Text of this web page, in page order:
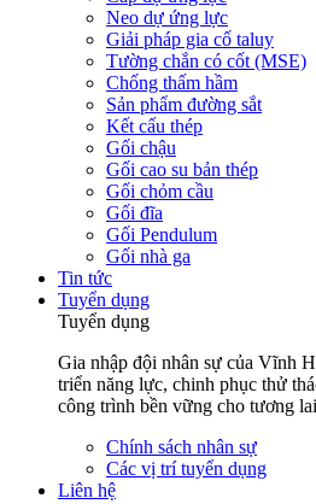
Neo dự ứng lực
Giải pháp gia cố taluy
Tường chắn có cốt (MSE)
Chống thấm hầm
Sản phẩm đường sắt
Kết cấu thép
Gối chậu
Gối cao su bản thép
Gối chỏm cầu
Gối đĩa
Gối Pendulum
Gối nhà ga
Tin tức
Tuyển dụng
Tuyển dụng
Gia nhập đội nhân sự của Vĩnh
triển năng lực, chinh phục thử
công trình bền vững cho tương
Chính sách nhân sự
Các vị trí tuyển dụng
Liên hệ